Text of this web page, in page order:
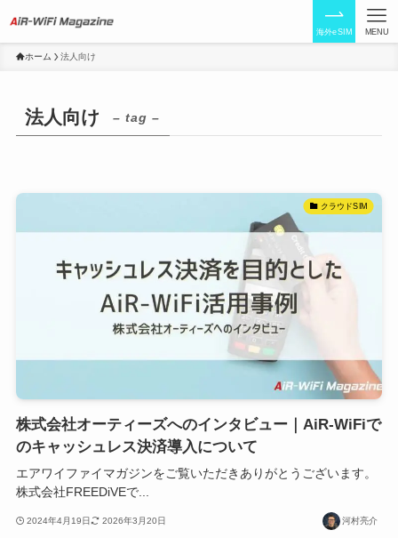
海外eSIM MENU
ホーム 法人向け
法人向け – tag –
クラウドSIM
株式会社オーティーズへのインタビュー｜AiR-WiFiで
のキャッシュレス決済導入について
エアワイファイマガジンをご覧いただきありがとうございます。
株式会社FREEDiVEで...
2024年4月19日 2026年3月20日 河村亮介